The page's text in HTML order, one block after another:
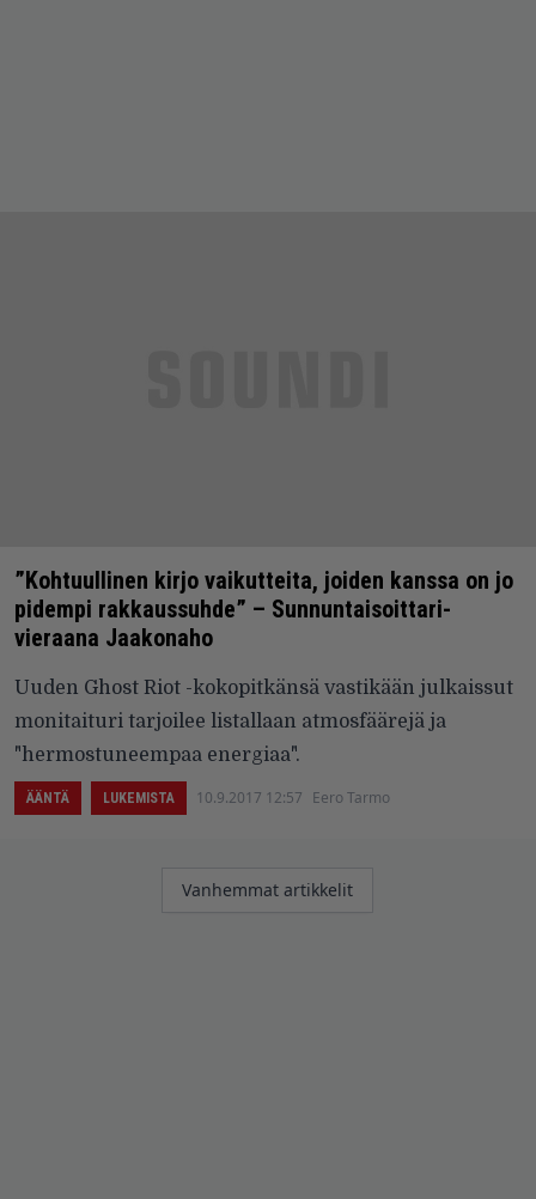
”Kohtuullinen kirjo vaikutteita, joiden kanssa on jo
pidempi rakkaussuhde” – Sunnuntaisoittari-
vieraana Jaakonaho
Uuden Ghost Riot -kokopitkänsä vastikään julkaissut
monitaituri tarjoilee listallaan atmosfäärejä ja
"hermostuneempaa energiaa".
ÄÄNTÄ LUKEMISTA 10.9.2017 12:57 Eero Tarmo
Artikkelien
Vanhemmat artikkelit